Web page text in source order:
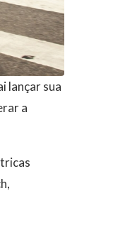
lançar sua
a